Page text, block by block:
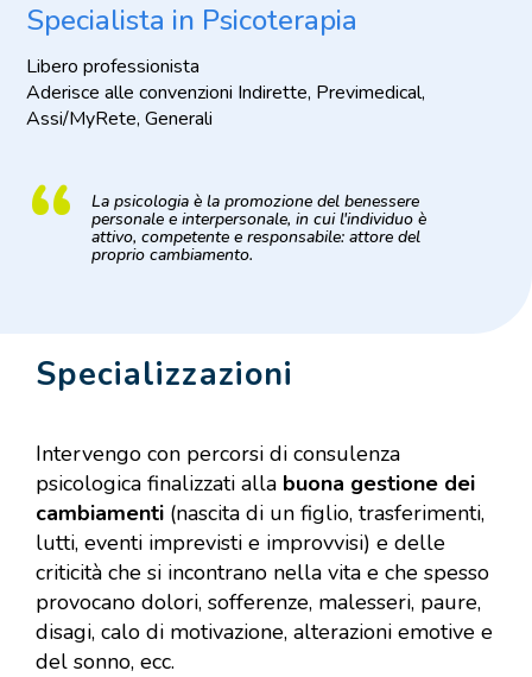
Specialista in Psicoterapia
Libero professionista
Aderisce alle convenzioni Indirette, Previmedical,
Assi/MyRete, Generali
“ La psicologia è la promozione del benessere
personale e interpersonale, in cui l'individuo è
attivo, competente e responsabile: attore del
proprio cambiamento.
Specializzazioni
Intervengo con percorsi di consulenza
psicologica finalizzati alla buona gestione dei
cambiamenti (nascita di un figlio, trasferimenti,
lutti, eventi imprevisti e improvvisi) e delle
criticità che si incontrano nella vita e che spesso
provocano dolori, sofferenze, malesseri, paure,
disagi, calo di motivazione, alterazioni emotive e
del sonno, ecc.